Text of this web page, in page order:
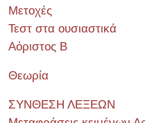
Μετοχές
Τεστ στα ουσιαστικά
Αόριστος Β
Θεωρία
ΣΥΝΘΕΣΗ ΛΕΞΕΩΝ